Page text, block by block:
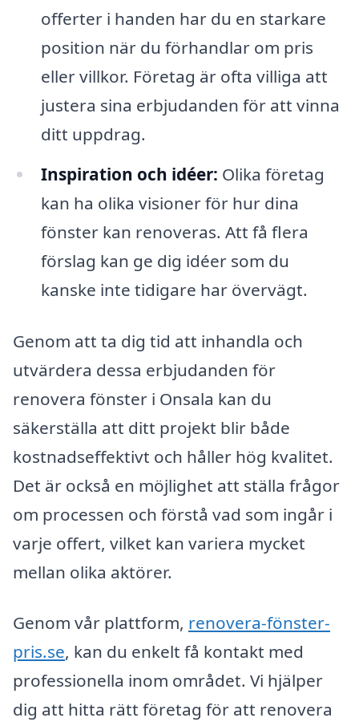
offerter i handen har du en starkare
position när du förhandlar om pris
eller villkor. Företag är ofta villiga att
justera sina erbjudanden för att vinna
ditt uppdrag.
Inspiration och idéer: Olika företag
kan ha olika visioner för hur dina
fönster kan renoveras. Att få flera
förslag kan ge dig idéer som du
kanske inte tidigare har övervägt.
Genom att ta dig tid att inhandla och
utvärdera dessa erbjudanden för
renovera fönster i Onsala kan du
säkerställa att ditt projekt blir både
kostnadseffektivt och håller hög kvalitet.
Det är också en möjlighet att ställa frågor
om processen och förstå vad som ingår i
varje offert, vilket kan variera mycket
mellan olika aktörer.
Genom vår plattform, renovera-fönster-
pris.se, kan du enkelt få kontakt med
professionella inom området. Vi hjälper
dig att hitta rätt företag för att renovera